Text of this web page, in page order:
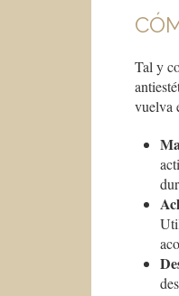
Tal y
vuelva